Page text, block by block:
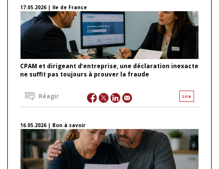
17.05.2026 | Ile de France
CPAM et dirigeant d’entreprise, une déclaration inexacte
ne suffit pas toujours à prouver la fraude
Lire
Réagir
16.05.2026 | Bon à savoir